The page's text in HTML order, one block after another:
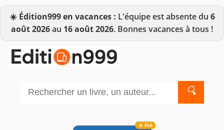
☀️ Édition999 en vacances : L'équipe est absente du 6
août 2026au 16 août 2026. Bonnes vacances à tous !
🔍